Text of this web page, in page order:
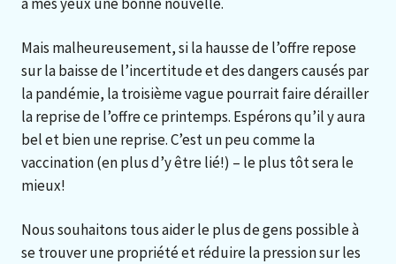
Mais malheureusement, si la hausse de l’offre repose
sur la baisse de l’incertitude et des dangers causés par
la pandémie, la troisième vague pourrait faire dérailler
la reprise de l’offre ce printemps. Espérons qu’il y aura
bel et bien une reprise. C’est un peu comme la
vaccination (en plus d’y être lié!) – le plus tôt sera le
mieux!
Nous souhaitons tous aider le plus de gens possible à
se trouver une propriété et réduire la pression sur les